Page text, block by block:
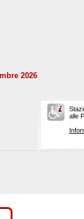
2026
alle